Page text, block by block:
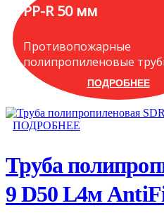
PP-R 50 мм
Противопожарные
полипропиленовые
ПОДРОБНЕЕ
ПОДРОБНЕЕ
Труба
9 D50 L4м